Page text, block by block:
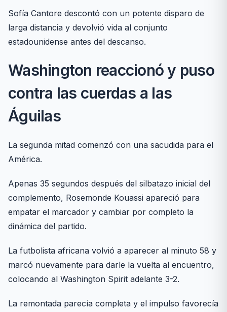
Sofía Cantore descontó con un potente disparo de
larga distancia y devolvió vida al conjunto
estadounidense antes del descanso.
Washington reaccionó y puso
contra las cuerdas a las
Águilas
La segunda mitad comenzó con una sacudida para el
América.
Apenas 35 segundos después del silbatazo inicial del
complemento, Rosemonde Kouassi apareció para
empatar el marcador y cambiar por completo la
dinámica del partido.
La futbolista africana volvió a aparecer al minuto 58 y
marcó nuevamente para darle la vuelta al encuentro,
colocando al Washington Spirit adelante 3-2.
La remontada parecía completa y el impulso favorecía